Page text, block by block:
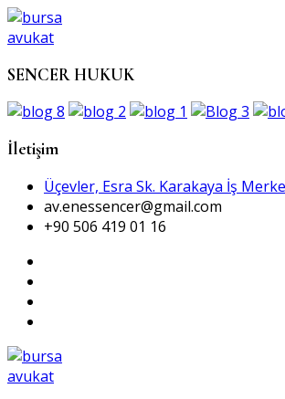
SENCER HUKUK
İletişim
Üçevler, Esra Sk. Karakaya İş
av.enessencer@gmail.com
+90 506 419 01 16